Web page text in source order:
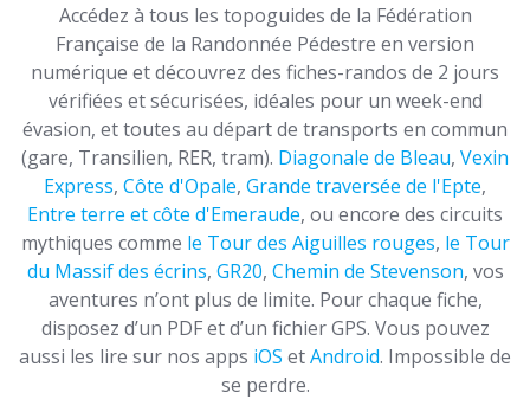
Accédez à tous les topoguides de la Fédération
Française de la Randonnée Pédestre en version
numérique et découvrez des fiches-randos de 2 jours
vérifiées et sécurisées, idéales pour un week-end
évasion, et toutes au départ de transports en commun
(gare, Transilien, RER, tram). Diagonale de Bleau, Vexin
Express, Côte d'Opale, Grande traversée de l'Epte,
Entre terre et côte d'Emeraude, ou encore des circuits
mythiques comme le Tour des Aiguilles rouges, le Tour
du Massif des écrins, GR20, Chemin de Stevenson, vos
aventures n’ont plus de limite. Pour chaque fiche,
disposez d’un PDF et d’un fichier GPS. Vous pouvez
aussi les lire sur nos apps iOS etAndroid. Impossible de
se perdre.